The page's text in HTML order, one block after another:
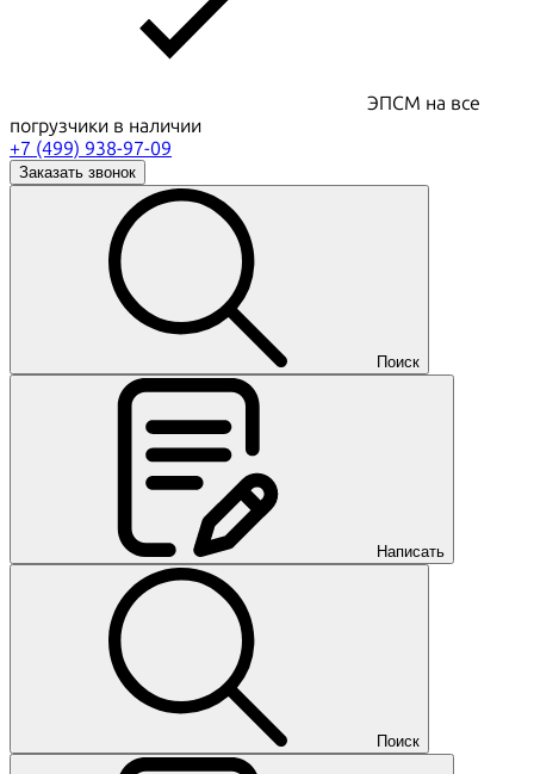
ЭПСМ на все
погрузчики в наличии
+7 (499) 938-97-09
Заказать звонок
Поиск
Написать
Поиск